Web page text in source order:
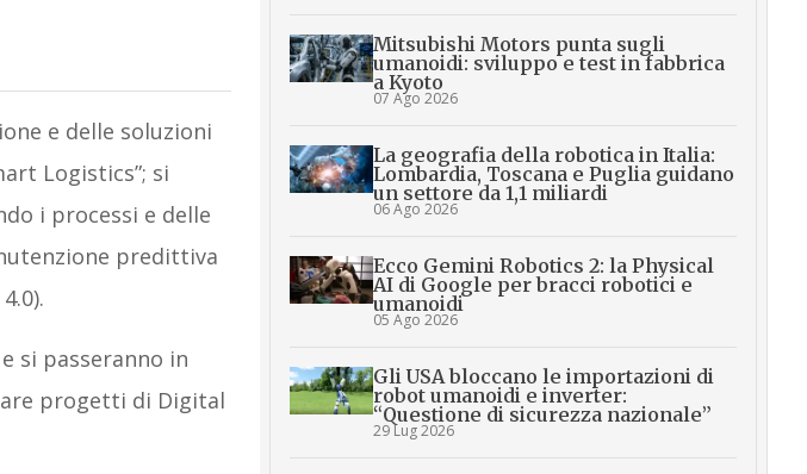
e delle soluzioni
Logistics”; si
i processi e delle
predittiva
si passeranno in
progetti di Digital
Mitsubishi Motors punta sugli
umanoidi: sviluppo e test in fabbrica
a Kyoto
07 Ago 2026
La geografia della robotica in Italia:
Lombardia, Toscana e Puglia guidano
un settore da 1,1 miliardi
06 Ago 2026
Ecco Gemini Robotics 2: la Physical
AI di Google per bracci robotici e
umanoidi
05 Ago 2026
Gli USA bloccano le importazioni di
robot umanoidi e inverter:
“Questione di sicurezza nazionale”
29 Lug 2026